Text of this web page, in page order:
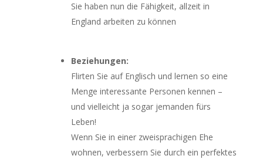
Sie haben nun die Fähigkeit, allzeit in
England arbeiten zu können
Beziehungen:
Flirten Sie auf Englisch und lernen so eine
Menge interessante Personen kennen –
und vielleicht ja sogar jemanden fürs
Leben!
Wenn Sie in einer zweisprachigen Ehe
wohnen, verbessern Sie durch ein perfektes